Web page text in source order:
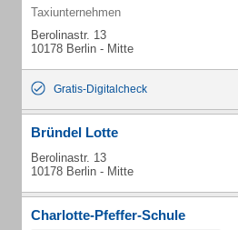
Taxiunternehmen
Berolinastr. 13
10178 Berlin - Mitte
Gratis-Digitalcheck
Bründel Lotte
Berolinastr. 13
10178 Berlin - Mitte
Charlotte-Pfeffer-Schule